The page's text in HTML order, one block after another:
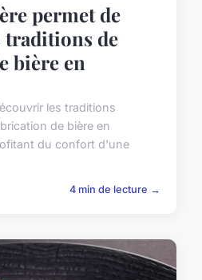
permet de
traditions de
bière en
les traditions
de bière en
du confort d'une
4 min de lecture →